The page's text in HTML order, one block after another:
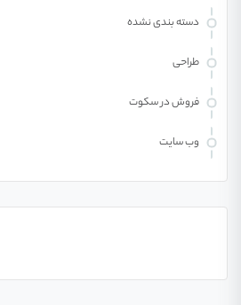
دسته بندی نشده
طراحی
فروش در سکوت
وب سایت